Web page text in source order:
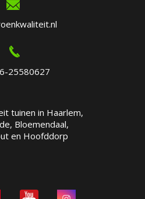
25580627
tuinen in Haarlem,
Bloemendaal,
en Hoofddorp